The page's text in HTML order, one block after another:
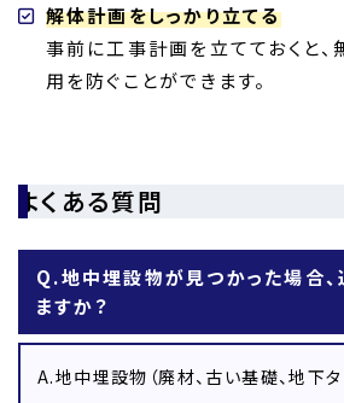
解体計画をしっかり立てる
事前に工事計画を立てておくと
用を防ぐことができます。
よくある質問
Q.地中埋設物が見つかった場合
ますか？
A.地中埋設物（廃材、古い基礎、地下